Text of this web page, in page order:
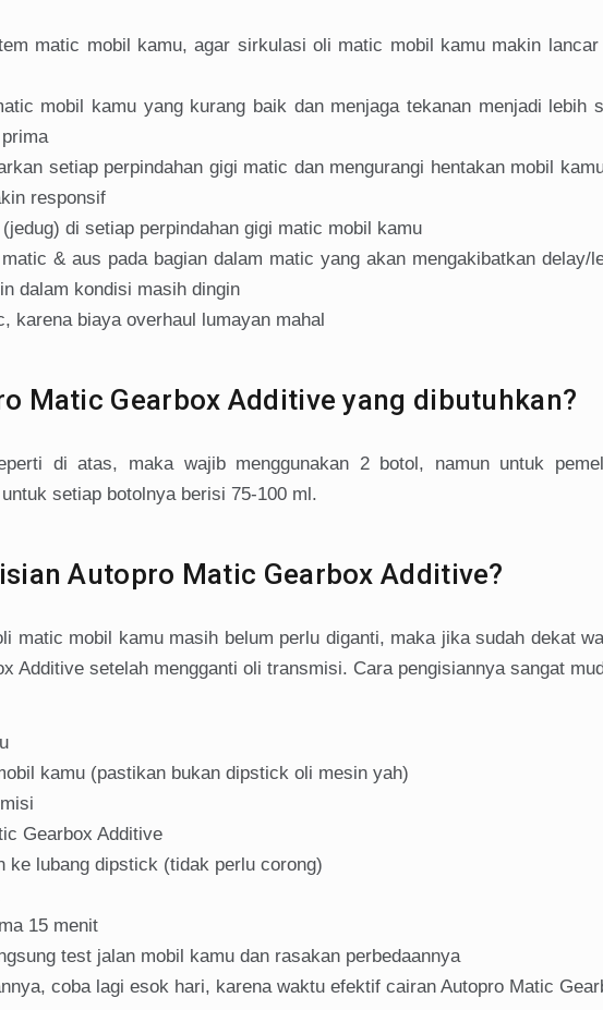
matic mobil kamu, agar sirkulasi oli matic mobil kamu makin lancar
mobil kamu yang kurang baik dan menjaga tekanan menjadi lebih
setiap perpindahan gigi matic dan mengurangi hentakan mobil
responsif
di setiap perpindahan gigi matic mobil kamu
& aus pada bagian dalam matic yang akan mengakibatkan delay/
dalam kondisi masih dingin
karena biaya overhaul lumayan mahal
Matic Gearbox Additive yang dibutuhkan?
di atas, maka wajib menggunakan 2 botol, namun untuk
setiap botolnya berisi 75-100 ml.
Autopro Matic Gearbox Additive?
matic mobil kamu masih belum perlu diganti, maka jika sudah dekat
Additive setelah mengganti oli transmisi. Cara pengisiannya sangat
kamu (pastikan bukan dipstick oli mesin yah)
Gearbox Additive
ke lubang dipstick (tidak perlu corong)
15 menit
test jalan mobil kamu dan rasakan perbedaannya
coba lagi esok hari, karena waktu efektif cairan Autopro Matic